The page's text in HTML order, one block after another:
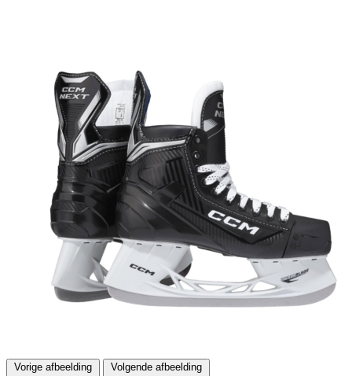
Vorige afbeelding Volgende afbeelding